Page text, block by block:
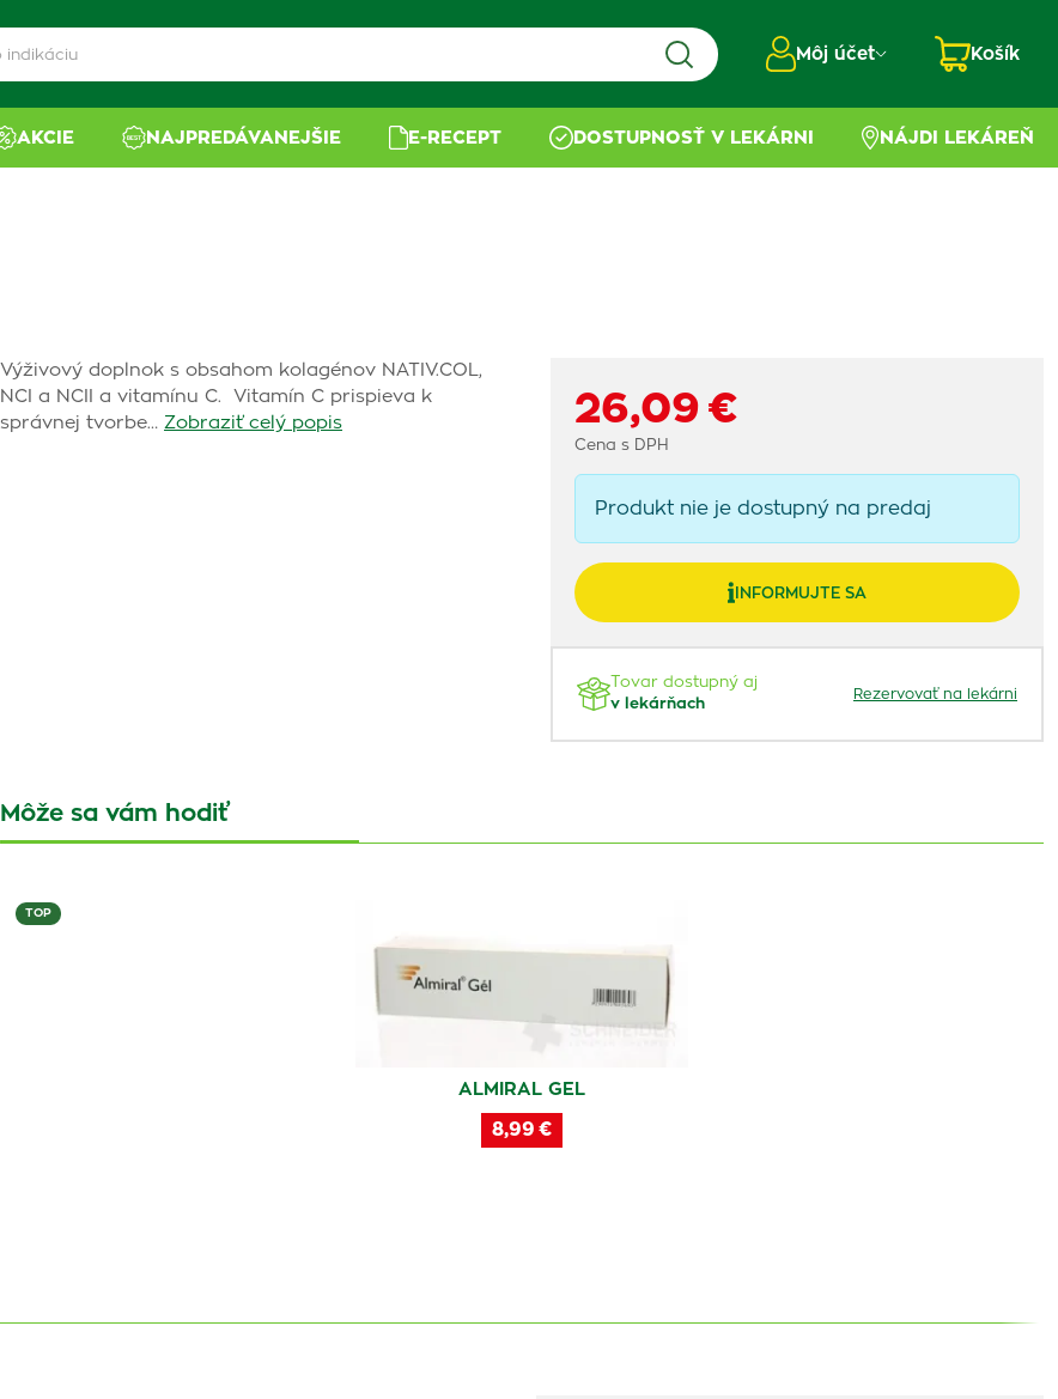
Môj účet Košík
AKCIE NAJPREDÁVANEJŠIE E-RECEPT DOSTUPNOSŤ V LEKÁRNI NÁJDI LEKÁREŇ
Výživový doplnok s obsahom kolagénov NATIV.COL,
NCI a NCII a vitamínu C. Vitamín C prispieva k
správnej tvorbe… Zobraziť celý popis 26,09 €
Cena s DPH
Produkt nie je dostupný na predaj
INFORMUJTE SA
Tovar dostupný aj
v lekárňach
Rezervovať na lekárni
Môže sa vám hodiť
TOP
ALMIRAL GEL
8,99 €